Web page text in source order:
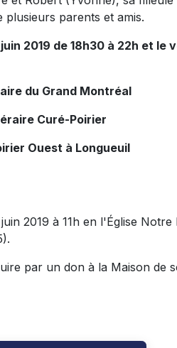
parents et amis.
2019 de 18h30 à 22h et le
du Grand Montréal
Curé-Poirier
Ouest à Longueuil
2019 à 11h en l'Église Notre
par un don à la Maison de